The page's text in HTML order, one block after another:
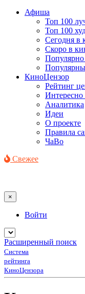
Афиша
Топ 100
Топ 100
Сегодня в
Скоро в
КиноЦензор
Рейтинг
Интересно
Аналитика
Идеи
О проекте
Правила
ЧаВо
Свежее
×
Войти
Расширенный поиск
Система
рейтинга
КиноЦензора